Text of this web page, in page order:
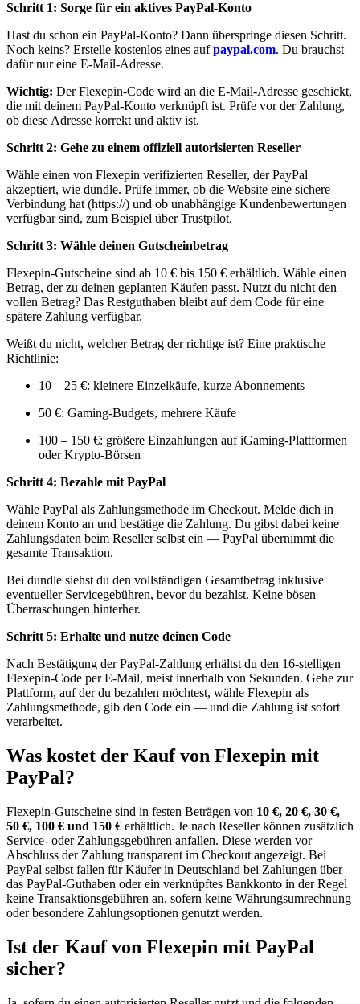
Schritt 1: Sorge für ein aktives PayPal-Konto
Hast du schon ein PayPal-Konto? Dann überspringe diesen Schritt.
Noch keins? Erstelle kostenlos eines aufpaypal.com. Du brauchst
dafür nur eine E-Mail-Adresse.
Wichtig: Der Flexepin-Code wird an die E-Mail-Adresse geschickt,
die mit deinem PayPal-Konto verknüpft ist. Prüfe vor der Zahlung,
ob diese Adresse korrekt und aktiv ist.
Schritt 2: Gehe zu einem offiziell autorisierten Reseller
Wähle einen von Flexepin verifizierten Reseller, der PayPal
akzeptiert, wie dundle. Prüfe immer, ob die Website eine sichere
Verbindung hat (https://) und ob unabhängige Kundenbewertungen
verfügbar sind, zum Beispiel über Trustpilot.
Schritt 3: Wähle deinen Gutscheinbetrag
Flexepin-Gutscheine sind ab 10 € bis 150 € erhältlich. Wähle einen
Betrag, der zu deinen geplanten Käufen passt. Nutzt du nicht den
vollen Betrag? Das Restguthaben bleibt auf dem Code für eine
spätere Zahlung verfügbar.
Weißt du nicht, welcher Betrag der richtige ist? Eine praktische
Richtlinie:
10 – 25 €: kleinere Einzelkäufe, kurze Abonnements
50 €: Gaming-Budgets, mehrere Käufe
100 – 150 €: größere Einzahlungen auf iGaming-Plattformen
oder Krypto-Börsen
Schritt 4: Bezahle mit PayPal
Wähle PayPal als Zahlungsmethode im Checkout. Melde dich in
deinem Konto an und bestätige die Zahlung. Du gibst dabei keine
Zahlungsdaten beim Reseller selbst ein — PayPal übernimmt die
gesamte Transaktion.
Bei dundle siehst du den vollständigen Gesamtbetrag inklusive
eventueller Servicegebühren, bevor du bezahlst. Keine bösen
Überraschungen hinterher.
Schritt 5: Erhalte und nutze deinen Code
Nach Bestätigung der PayPal-Zahlung erhältst du den 16-stelligen
Flexepin-Code per E-Mail, meist innerhalb von Sekunden. Gehe zur
Plattform, auf der du bezahlen möchtest, wähle Flexepin als
Zahlungsmethode, gib den Code ein — und die Zahlung ist sofort
verarbeitet.
Was kostet der Kauf von Flexepin mit
PayPal?
Flexepin-Gutscheine sind in festen Beträgen von 10 €, 20 €, 30 €,
50 €, 100 € und 150 € erhältlich. Je nach Reseller können zusätzlich
Service- oder Zahlungsgebühren anfallen. Diese werden vor
Abschluss der Zahlung transparent im Checkout angezeigt. Bei
PayPal selbst fallen für Käufer in Deutschland bei Zahlungen über
das PayPal-Guthaben oder ein verknüpftes Bankkonto in der Regel
keine Transaktionsgebühren an, sofern keine Währungsumrechnung
oder besondere Zahlungsoptionen genutzt werden.
Ist der Kauf von Flexepin mit PayPal
sicher?